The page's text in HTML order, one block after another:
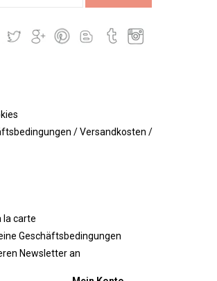
/ Versandkosten /
la carte
Geschäftsbedingungen
Newsletter an